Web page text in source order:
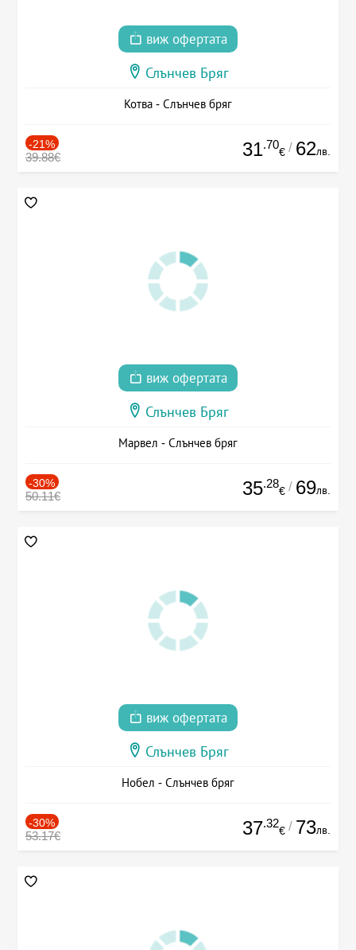
виж офертата
Слънчев Бряг
Котва - Слънчев бряг
-21%
39.88€ 31.70
€ / 62лв.
виж офертата
Слънчев Бряг
Марвел - Слънчев бряг
-30%
50.11€ 35.28
€ / 69лв.
виж офертата
Слънчев Бряг
Нобел - Слънчев бряг
-30%
53.17€ 37.32
€ / 73лв.